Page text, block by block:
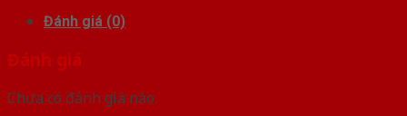
Đánh giá (0)
Đánh giá
Chưa có đánh giá nào.